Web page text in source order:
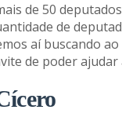
de 50
de
aí buscando
de poder ajudar